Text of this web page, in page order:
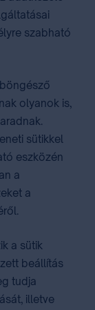
szabható
olyanok is,
sütikkel
eszközén
a
a
a sütik
beállítás
tudja
illetve